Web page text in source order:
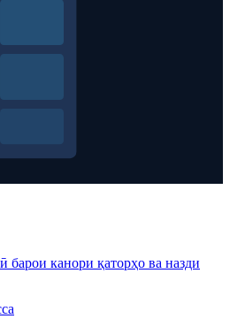
барои канори қаторҳо ва назди